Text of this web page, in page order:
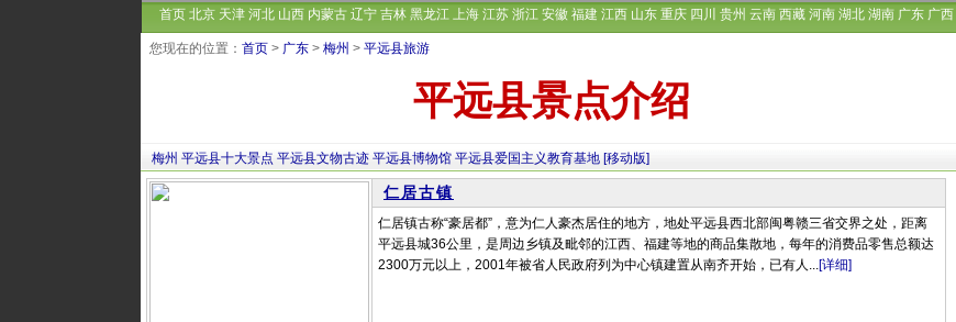
首页 北京 天津 河北 山西 内蒙古 辽宁 吉林 黑龙江 上海 江苏 浙江 安徽 福建 江西 山东 重庆 四川 贵州 云南 西藏 河南 湖北 湖南 广东 广西
您现在的位置： 首页 > 广东 > 梅州 > 平远县旅游
平远县景点介绍
梅州 平远县十大景点 平远县文物古迹 平远县博物馆 平远县爱国主义教育基地 [移动版]
仁居古镇
仁居镇古称“豪居都”，意为仁人豪杰居住的地方，地处平远县西北部闽粤赣三省交界之处，距离
平远县城36公里，是周边乡镇及毗邻的江西、福建等地的商品集散地，每年的消费品零售总额达
2300万元以上，2001年被省人民政府列为中心镇建置从南齐开始，已有人...[详细]